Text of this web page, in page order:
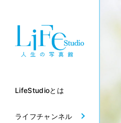
LifeStudioとは
ライフチャンネル